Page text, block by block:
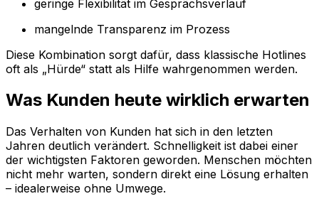
geringe Flexibilität im Gesprächsverlauf
mangelnde Transparenz im Prozess
Diese Kombination sorgt dafür, dass klassische Hotlines
oft als „Hürde“ statt als Hilfe wahrgenommen werden.
Was Kunden heute wirklich erwarten
Das Verhalten von Kunden hat sich in den letzten
Jahren deutlich verändert. Schnelligkeit ist dabei einer
der wichtigsten Faktoren geworden. Menschen möchten
nicht mehr warten, sondern direkt eine Lösung erhalten
– idealerweise ohne Umwege.